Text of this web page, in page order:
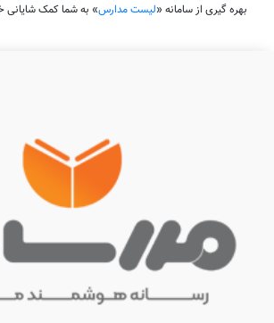
بهره گیری از سامانه «لیست مدارس» به شما کمک شایانی